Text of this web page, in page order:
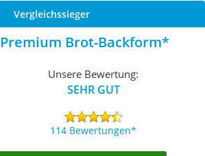
Vergleichssieger
Brot-Backform
Unsere Bewertung:
SEHR GUT
114 Bewertungen